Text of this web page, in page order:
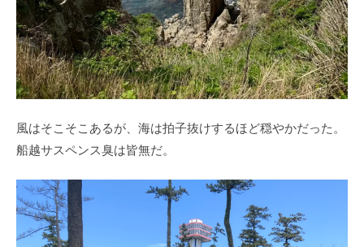
風はそこそこあるが、海は拍子抜けするほど穏やかだった。
船越サスペンス臭は皆無だ。